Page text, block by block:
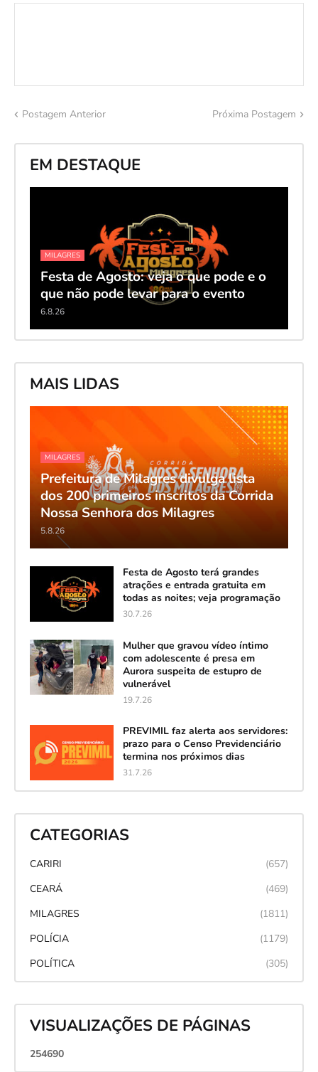
Postagem Anterior Próxima Postagem
EM DESTAQUE
MILAGRES
Festa de Agosto: veja o que pode e o
que não pode levar para o evento
6.8.26
MAIS LIDAS
MILAGRES
Prefeitura de Milagres divulga lista
dos 200 primeiros inscritos da Corrida
Nossa Senhora dos Milagres
5.8.26
Festa de Agosto terá grandes
atrações e entrada gratuita em
todas as noites; veja programação
30.7.26
Mulher que gravou vídeo íntimo
com adolescente é presa em
Aurora suspeita de estupro de
vulnerável
19.7.26
PREVIMIL faz alerta aos servidores:
prazo para o Censo Previdenciário
termina nos próximos dias
31.7.26
CATEGORIAS
CARIRI
(657)
CEARÁ
(469)
MILAGRES
(1811)
POLÍCIA
(1179)
POLÍTICA
(305)
VISUALIZAÇÕES DE PÁGINAS
254690